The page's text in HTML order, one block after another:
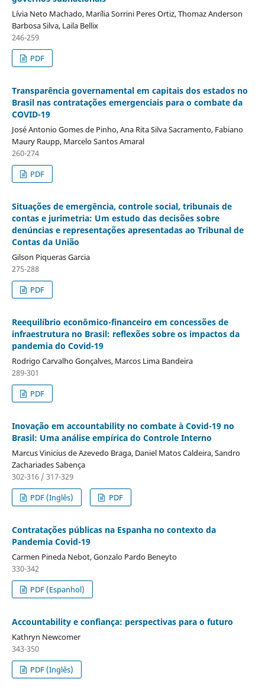
Lívia Neto Machado, Marília Sorrini Peres Ortiz, Thomaz Anderson
Barbosa Silva, Laila Bellix
246-259
PDF
Transparência governamental em capitais dos estados no
Brasil nas contratações emergenciais para o combate da
COVID-19
José Antonio Gomes de Pinho, Ana Rita Silva Sacramento, Fabiano
Maury Raupp, Marcelo Santos Amaral
260-274
PDF
Situações de emergência, controle social, tribunais de
contas e jurimetria: Um estudo das decisões sobre
denúncias e representações apresentadas ao Tribunal de
Contas da União
Gilson Piqueras Garcia
275-288
PDF
Reequilíbrio econômico-financeiro em concessões de
infraestrutura no Brasil: reflexões sobre os impactos da
pandemia do Covid-19
Rodrigo Carvalho Gonçalves, Marcos Lima Bandeira
289-301
PDF
Inovação em accountability no combate à Covid-19 no
Brasil: Uma análise empírica do Controle Interno
Marcus Vinicius de Azevedo Braga, Daniel Matos Caldeira, Sandro
Zachariades Sabença
302-316 / 317-329
PDF (Inglês)
PDF
Contratações públicas na Espanha no contexto da
Pandemia Covid-19
Carmen Pineda Nebot, Gonzalo Pardo Beneyto
330-342
PDF (Espanhol)
Accountability e confiança: perspectivas para o futuro
Kathryn Newcomer
343-350
PDF (Inglês)